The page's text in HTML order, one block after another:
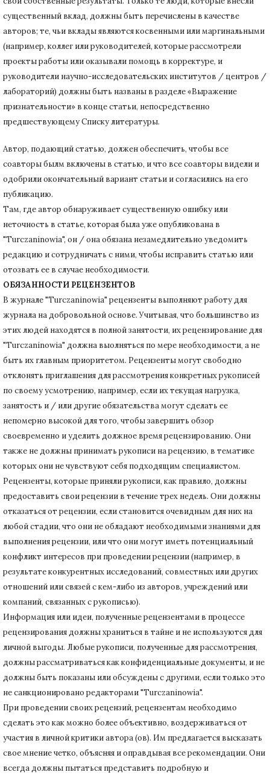
существенный вклад, должны быть перечислены в качестве
авторов; те, чьи вклады являются косвенными или маргинальными
(например, коллег или руководителей, которые рассмотрели
проекты работы или оказывали помощь в корректуре, и
руководители научно-исследовательских институтов / центров /
лабораторий) должны быть названы в разделе «Выражение
признательности» в конце статьи, непосредственно
предшествующему Списку литературы.
Автор, подающий статью, должен обеспечить, чтобы все
соавторы былм включены в статью, и что все соавторы видели и
одобрили окончательный вариант статьи и согласились на его
публикацию.
Там, где автор обнаруживает существенную ошибку или
неточность в статье, которая была уже опубликована в
"Turczaninowia", он / она обязана незамедлительно уведомить
редакцию и сотрудничать с ними, чтобы исправить статью или
отозвать ее в случае необходимости.
ОБЯЗАННОСТИ РЕЦЕНЗЕНТОВ
В журнале "Turczaninowia" рецензенты выполняют работу для
журнала на добровольной основе.Учитывая, что большинство из
этих людей находятся в полной занятости, их рецензирование для
"Turczaninowia" должна выолняться по мере необходимости, а не
быть их главным приоритетом. Рецензенты могут свободно
отклонять приглашения для рассмотрения конкретных рукописей
по своему усмотрению, например, если их текущая нагрузка,
занятость и / или другие обязательства могут сделать ее
непомерно высокой для того, чтобы завершить обзор
своевременно и уделить должное время рецензированию. Они
также не должны принимать рукописи на рецензию, в тематике
которых они не чувствуют себя подходящим специалистом.
Рецензенты, которые приняли рукописи, как правило, должны
предоставить свои рецензии в течение трех недель. Они должны
отказаться от рецензии, если становится очевидным для них на
любой стадии, что они не обладают необходимыми знаниями для
выполнения рецензии, или что они могут иметь потенциальный
конфликт интересов при проведении рецензии (например, в
результате конкурентных исследований, совместных или других
отношений или связей с кем-либо из авторов, учреждений или
компаний, связанных с рукописью).
Информация или идеи, полученные рецензентами в процессе
рецензирования должны храниться в тайне и не используются для
личной выгоды. Любые рукописи, полученные для рассмотрения,
должны рассматриваться как конфиденциальные документы, и не
должны быть показаны или обсуждены с другими, если только это
не санкционировано редакторами "Turczaninowia".
При проведении своих рецензий, рецензентам необходимо
сделать это как можно более объективно, воздерживаться от
участия в личной критики автора (ов). Им предлагается высказать
свое мнение четко, объясняя и оправдывая все рекомендации. Они
всегда должны пытаться представить подробную и